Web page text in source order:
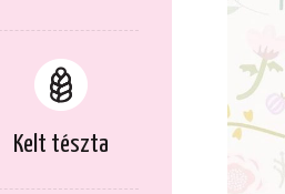
Kelt tészta